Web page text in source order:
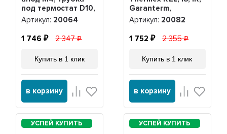
под термостат D10,
20064
Артикул: 20064
1 746 2 347
Купить в 1 клик
в корзину
Garanterm,
Electrolux EWH,
нерж. + анод,
20082
Артикул: 20082
1 752 2 355
Купить в 1 клик
в корзину